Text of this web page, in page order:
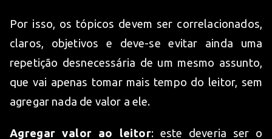
Por isso, os tópicos devem ser correlacionados,
claros, objetivos e deve-se evitar ainda uma
repetição desnecessária de um mesmo assunto,
que vai apenas tomar mais tempo do leitor, sem
agregar nada de valor a ele.
Agregar valor ao leitor: este deveria ser o